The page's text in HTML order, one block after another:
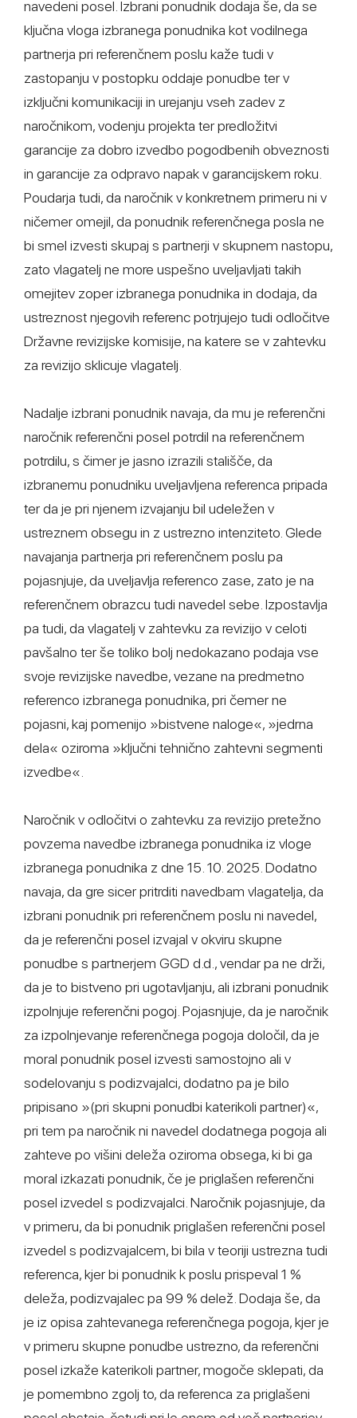
navedeni posel. Izbrani ponudnik dodaja še, da se
ključna vloga izbranega ponudnika kot vodilnega
partnerja pri referenčnem poslu kaže tudi v
zastopanju v postopku oddaje ponudbe ter v
izključni komunikaciji in urejanju vseh zadev z
naročnikom, vodenju projekta ter predložitvi
garancije za dobro izvedbo pogodbenih obveznosti
in garancije za odpravo napak v garancijskem roku.
Poudarja tudi, da naročnik v konkretnem primeru ni v
ničemer omejil, da ponudnik referenčnega posla ne
bi smel izvesti skupaj s partnerji v skupnem nastopu,
zato vlagatelj ne more uspešno uveljavljati takih
omejitev zoper izbranega ponudnika in dodaja, da
ustreznost njegovih referenc potrjujejo tudi odločitve
Državne revizijske komisije, na katere se v zahtevku
za revizijo sklicuje vlagatelj.
Nadalje izbrani ponudnik navaja, da mu je referenčni
naročnik referenčni posel potrdil na referenčnem
potrdilu, s čimer je jasno izrazili stališče, da
izbranemu ponudniku uveljavljena referenca pripada
ter da je pri njenem izvajanju bil udeležen v
ustreznem obsegu in z ustrezno intenziteto. Glede
navajanja partnerja pri referenčnem poslu pa
pojasnjuje, da uveljavlja referenco zase, zato je na
referenčnem obrazcu tudi navedel sebe. Izpostavlja
pa tudi, da vlagatelj v zahtevku za revizijo v celoti
pavšalno ter še toliko bolj nedokazano podaja vse
svoje revizijske navedbe, vezane na predmetno
referenco izbranega ponudnika, pri čemer ne
pojasni, kaj pomenijo »bistvene naloge«, »jedrna
dela« oziroma »ključni tehnično zahtevni segmenti
izvedbe«.
Naročnik v odločitvi o zahtevku za revizijo pretežno
povzema navedbe izbranega ponudnika iz vloge
izbranega ponudnika z dne 15. 10. 2025. Dodatno
navaja, da gre sicer pritrditi navedbam vlagatelja, da
izbrani ponudnik pri referenčnem poslu ni navedel,
da je referenčni posel izvajal v okviru skupne
ponudbe s partnerjem GGD d.d., vendar pa ne drži,
da je to bistveno pri ugotavljanju, ali izbrani ponudnik
izpolnjuje referenčni pogoj. Pojasnjuje, da je naročnik
za izpolnjevanje referenčnega pogoja določil, da je
moral ponudnik posel izvesti samostojno ali v
sodelovanju s podizvajalci, dodatno pa je bilo
pripisano »(pri skupni ponudbi katerikoli partner)«,
pri tem pa naročnik ni navedel dodatnega pogoja ali
zahteve po višini deleža oziroma obsega, ki bi ga
moral izkazati ponudnik, če je priglašen referenčni
posel izvedel s podizvajalci. Naročnik pojasnjuje, da
v primeru, da bi ponudnik priglašen referenčni posel
izvedel s podizvajalcem, bi bila v teoriji ustrezna tudi
referenca, kjer bi ponudnik k poslu prispeval 1 %
deleža, podizvajalec pa 99 % delež. Dodaja še, da
je iz opisa zahtevanega referenčnega pogoja, kjer je
v primeru skupne ponudbe ustrezno, da referenčni
posel izkaže katerikoli partner, mogoče sklepati, da
je pomembno zgolj to, da referenca za priglašeni